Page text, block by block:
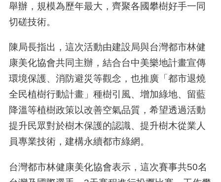
舉辦，規模為歷年最大，齊聚各國攀樹好手一同
切磋技術。
陳局長指出，這次活動由建設局與台灣都市林健
康美化協會共同主辦，結合台中美樂地計畫宣傳
環境保護、消防避災等觀念，也推廣「都市退燒
全民植樹行動計畫」種樹引風、增加綠地、留藍
降溫等植樹政策以改善空氣品質，希望透過活動
提升民眾對於樹木保護的認識、提升樹木從業人
員專業技術，建構永續都市綠網。
台灣都市林健康美化協會表示，這次賽事共50名